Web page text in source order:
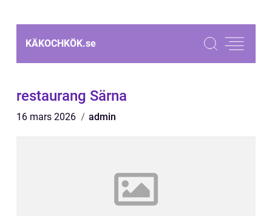
KÄKOCHKÖK.se
restaurang Särna
16 mars 2026 admin